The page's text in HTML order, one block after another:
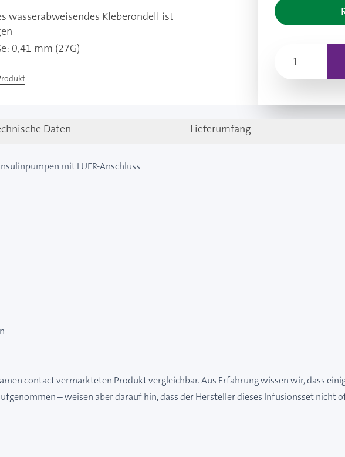
wasserabweisendes Kleberondell ist
0,41 mm (27G)
Daten Lieferumfang
mit LUER-Anschluss
contact vermarkteten Produkt vergleichbar. Aus Erfahrung wissen wir, dass
– weisen aber darauf hin, dass der Hersteller dieses Infusionsset nicht